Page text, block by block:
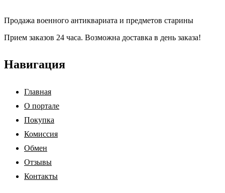
Продажа военного антиквариата и предметов старины
Прием заказов 24 часа. Возможна доставка в день заказа!
Навигация
Главная
О портале
Покупка
Комиссия
Обмен
Отзывы
Контакты